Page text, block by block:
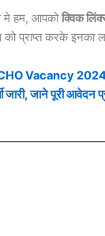
मे हम, आपकोक्विक
को प्राप्त करके इनका
Vacancy 2024:
जारी, जाने पूरी